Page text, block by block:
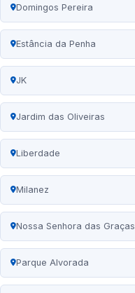
Domingos Pereira
Estância da Penha
JK
Jardim das Oliveiras
Liberdade
Milanez
Nossa Senhora das Graças
Parque Alvorada